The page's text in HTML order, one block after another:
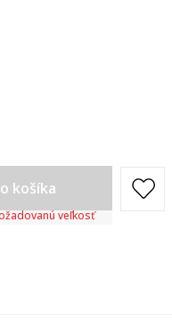
košíka
veľkosť